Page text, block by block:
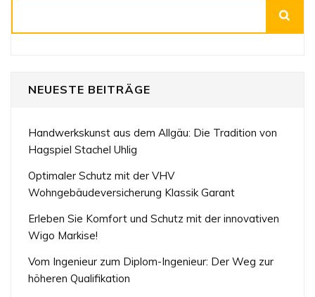
NEUESTE BEITRÄGE
Handwerkskunst aus dem Allgäu: Die Tradition von
Hagspiel Stachel Uhlig
Optimaler Schutz mit der VHV
Wohngebäudeversicherung Klassik Garant
Erleben Sie Komfort und Schutz mit der innovativen
Wigo Markise!
Vom Ingenieur zum Diplom-Ingenieur: Der Weg zur
höheren Qualifikation